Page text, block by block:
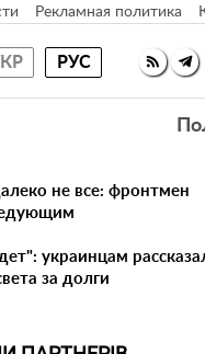
Рекламная политика
РУС
не все: фронтмен
украинцам
за долги